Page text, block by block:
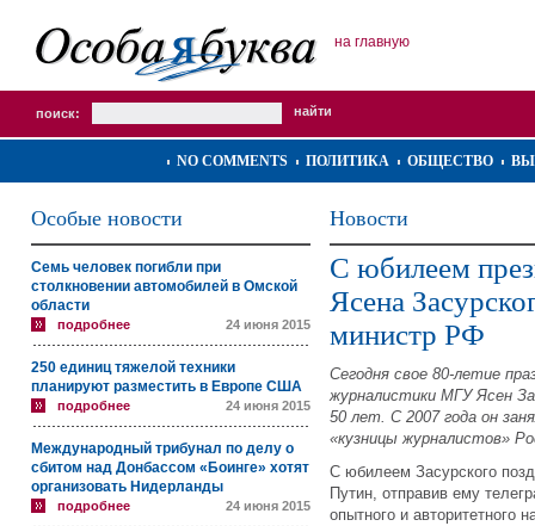
на главную
поиск:
NO COMMENTS ПОЛИТИКА ОБЩЕСТВО
Особые новости
Семь человек погибли при
столкновении автомобилей в Омской
области
подробнее 24 июня 2015
250 единиц тяжелой техники
планируют разместить в Европе США
подробнее 24 июня 2015
Международный трибунал по делу о
сбитом над Донбассом «Боинге» хотят
организовать Нидерланды
подробнее 24 июня 2015
Новости
С юбилеем
Ясена
министр РФ
Сегодня свое 80-летие
журналистики МГУ Ясен
50 лет. С 2007 года он
«кузницы журналистов»
С юбилеем Засурского
Путин, отправив ему
опытного и авторитетного